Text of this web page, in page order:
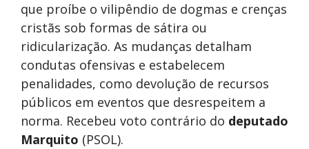
que proíbe o vilipêndio de dogmas e crenças
cristãs sob formas de sátira ou
ridicularização. As mudanças detalham
condutas ofensivas e estabelecem
penalidades, como devolução de recursos
públicos em eventos que desrespeitem a
norma. Recebeu voto contrário do deputado
Marquito (PSOL).